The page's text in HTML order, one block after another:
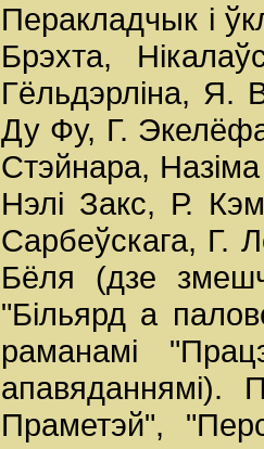
Перакладчык і
Брэхта,
Гёльдэрліна, Я.
Ду Фу, Г.
Стэйнара,
Нэлі Закс, Р.
Сарбеўскага, Г.
Бёля (дзе
"Більярд а
раманамі
апавяданнямі).
Праметэй",